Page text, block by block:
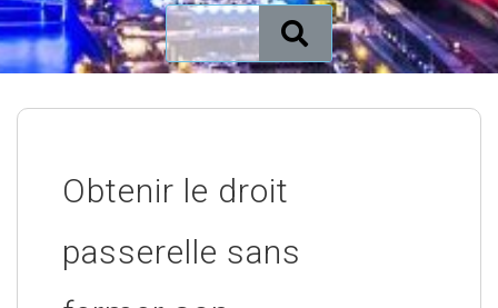
Obtenir le droit
passerelle sans